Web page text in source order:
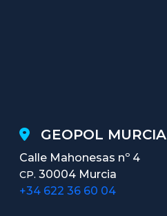
GEOPOL MURCIA
Calle Mahonesas nº 4
CP. 30004 Murcia
+34 622 36 60 04